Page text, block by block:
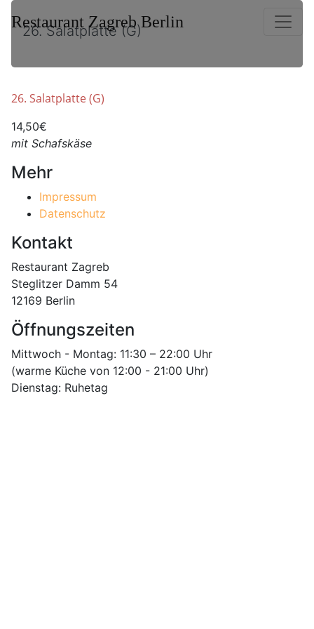
Restaurant Zagreb Berlin
26. Salatplatte (G)
26. Salatplatte (G)
14,50€
mit Schafskäse
Mehr
Impressum
Datenschutz
Kontakt
Restaurant Zagreb
Steglitzer Damm 54
12169 Berlin
Öffnungszeiten
Mittwoch - Montag: 11:30 – 22:00 Uhr
(warme Küche von 12:00 - 21:00 Uhr)
Dienstag: Ruhetag